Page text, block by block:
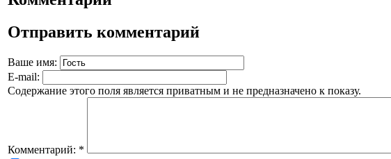
Отправить комментарий
Ваше имя:
E-mail:
Содержание этого поля является приватным и не предназначено к показу.
Комментарий: *